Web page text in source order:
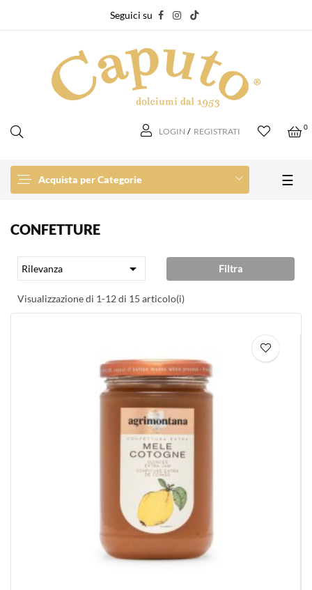
Seguici su
LOGIN / REGISTRATI 0
Acquista per Categorie ☰
CONFETTURE
Rilevanza  Filtra
Visualizzazione di 1-12 di 15 articolo(i)